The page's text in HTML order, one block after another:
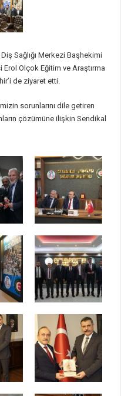
Sağlığı Merkezi Başhekimi
Olçok Eğitim ve Araştırma
de ziyaret etti.
sorunlarını dile getiren
çözümüne ilişkin Sendikal